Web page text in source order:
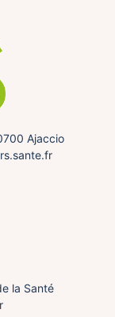
Ajaccio
la Santé